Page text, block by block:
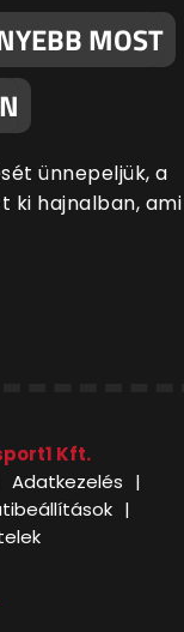
MOST
ünnepeljük, a
ki hajnalban, ami
Kft.
Adatkezelés